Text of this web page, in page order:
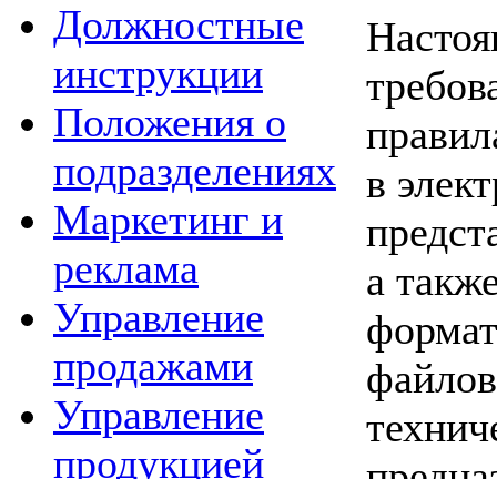
Должностные
инструкции
Положения о
подразделениях
Маркетинг и
реклама
Управление
продажами
Управление
продукцией
в
а